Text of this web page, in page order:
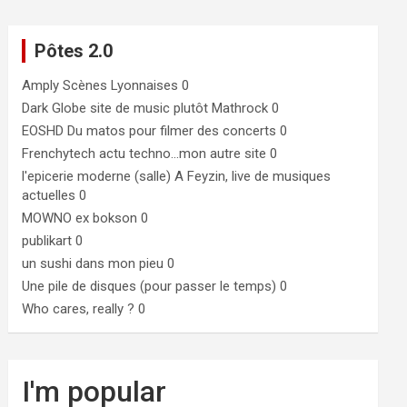
Pôtes 2.0
Amply Scènes Lyonnaises 0
Dark Globe site de music plutôt Mathrock 0
EOSHD Du matos pour filmer des concerts 0
Frenchytech actu techno…mon autre site 0
l'epicerie moderne (salle) A Feyzin, live de musiques
actuelles 0
MOWNO ex bokson 0
publikart 0
un sushi dans mon pieu 0
Une pile de disques (pour passer le temps) 0
Who cares, really ? 0
I'm popular